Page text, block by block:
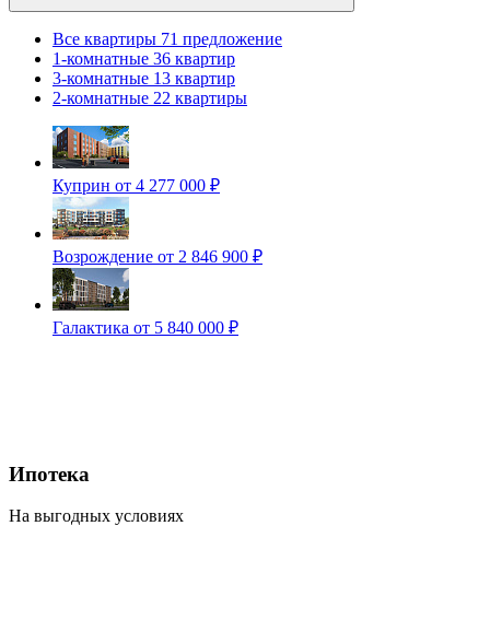
Все квартиры 71 предложение
1-комнатные 36 квартир
3-комнатные 13 квартир
2-комнатные 22 квартиры
Куприн от 4 277 000 ₽
Возрождение от 2 846 900 ₽
Галактика от 5 840 000 ₽
Ипотека
На выгодных условиях